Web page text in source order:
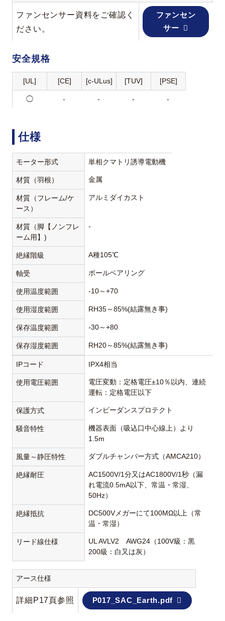
ファンセンサー資料をご確認く
ださい。
ファンセン
サー
安全規格
[UL] [CE] [c-ULus] [TUV] [PSE]
◯ - - - -
仕様
モーター形式 単相クマトリ誘導電動機
材質（羽根） 金属
材質（フレーム/ケ
ース）
アルミダイカスト
材質（脚【ノンフレ
ーム用】)
-
絶縁階級 A種105℃
軸受 ボールベアリング
使用温度範囲 -10～+70
使用湿度範囲 RH35～85%(結露無き事)
保存温度範囲 -30～+80
保存湿度範囲 RH20～85%(結露無き事)
IPコード IPX4相当
使用電圧範囲
電圧変動：定格電圧±10％以内、連続
運転：定格電圧以下
保護方式 インピーダンスプロテクト
騒音特性
機器表面（吸込口中心線上）より
1.5m
風量～静圧特性 ダブルチャンバー方式（AMCA210）
絶縁耐圧
AC1500V/1分又はAC1800V/1秒（漏
れ電流0.5mA以下、常温・常湿、
50Hz）
絶縁抵抗
DC500Vメガーにて100MΩ以上（常
温・常湿）
リード線仕様
UL AVLV2 AWG24（100V級：黒
200級：白又は灰）
アース仕様
詳細P17頁参照 P017_SAC_Earth.pdf